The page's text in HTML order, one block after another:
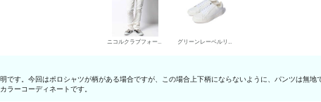
ニコルクラブフォーメン デニムパンツ・ジーンズ グリーンレーベルリラクシング ローカットスニーカー
す。今回はポロシャツが柄がある場合ですが、この場合上下柄にならないように、パンツは無地
ラーコーディネートです。